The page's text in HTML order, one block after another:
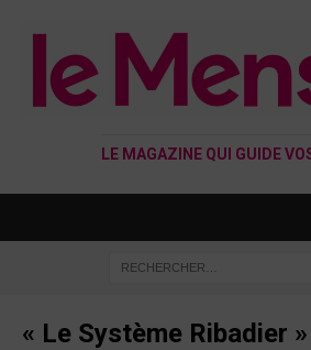
LE MAGAZINE QUI GUIDE
« Le Système Ribadier